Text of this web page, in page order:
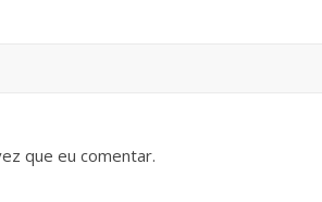
que eu comentar.